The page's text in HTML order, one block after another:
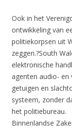
Ook in het
ontwikkeling van
politiekorpsen uit
zeggen.?South
elektronische
agenten audio- en
getuigen en
systeem, zonder
het politiebureau.
Binnenlandse